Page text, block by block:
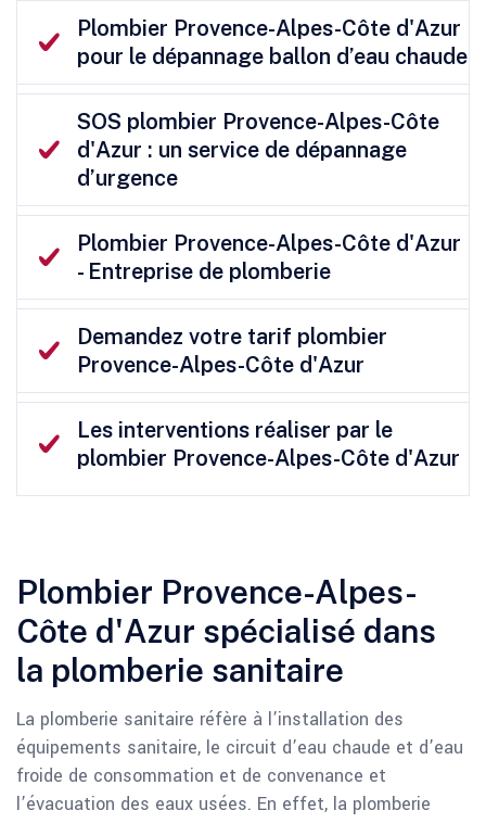
Plombier Provence-Alpes-Côte d'Azur
pour le dépannage ballon d’eau chaude
SOS plombier Provence-Alpes-Côte
d'Azur : un service de dépannage
d’urgence
Plombier Provence-Alpes-Côte d'Azur
- Entreprise de plomberie
Demandez votre tarif plombier
Provence-Alpes-Côte d'Azur
Les interventions réaliser par le
plombier Provence-Alpes-Côte d'Azur
Plombier Provence-Alpes-
Côte d'Azur spécialisé dans
la plomberie sanitaire
La plomberie sanitaire réfère à l’installation des
équipements sanitaire, le circuit d’eau chaude et d’eau
froide de consommation et de convenance et
l’évacuation des eaux usées. En effet, la plomberie